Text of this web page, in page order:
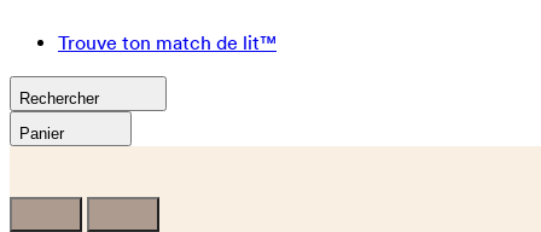
Trouve ton match de lit™
Rechercher
Panier